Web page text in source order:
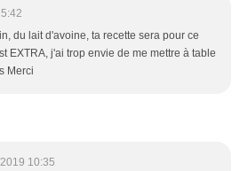
du lait d'avoine, ta recette sera pour ce
EXTRA, j'ai trop envie de me mettre à table
Merci
10:35